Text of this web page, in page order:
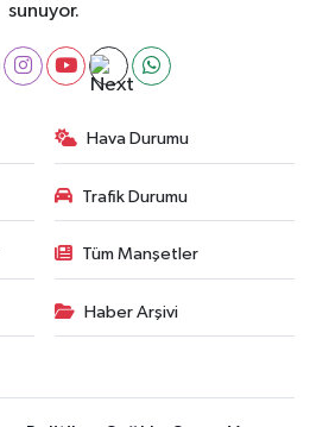
sunuyor.
Hava Durumu
Trafik Durumu
Tüm Manşetler
Haber Arşivi